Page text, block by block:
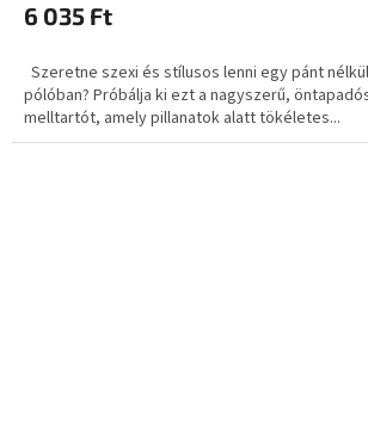
6 035 Ft
Szeretne szexi és stílusos lenni egy pánt
pólóban? Próbálja ki ezt a nagyszerű,
melltartót, amely pillanatok alatt tökéletes...